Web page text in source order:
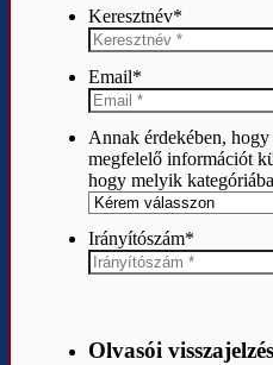
Keresztnév*
Email*
Annak érdekében,
megfelelő információt
hogy melyik
Irányítószám*
Olvasói